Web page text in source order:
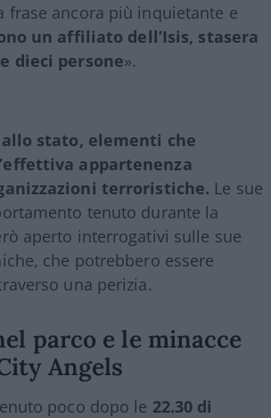
frase ancora più inquietante e
un affiliato dell’Isis, stasera
dieci persone».
stato, elementi che
appartenenza
terroristiche. Le sue
tenuto durante la
aperto interrogativi sulle sue
che potrebbero essere
una perizia.
parco e le minacce
Angels
poco dopo le 22.30 di